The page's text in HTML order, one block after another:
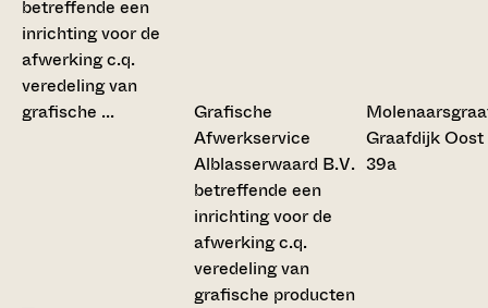
Grafische
Afwerkservice
Alblasserwaard B.V.
betreffende een
inrichting voor de
afwerking c.q.
veredeling van
grafische producten
Graafdijk Oost
39a